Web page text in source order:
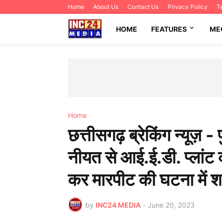
Home About Us Contact Us Privacy Policy
HOME FEATURES
Home
छत्तीसगढ़ ब्रेकिंग न्यूज़ -
नीयत से आई.ई.डी. प्लांट
कर मारपीट की घटना में
by INC24 MEDIA - June 20, 2023